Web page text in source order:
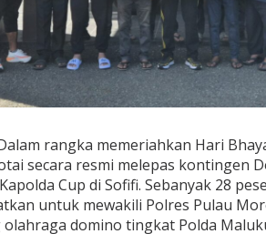
u
M
r
t
a
i
L
e
p
rangka memeriahkan Hari
secara resmi melepas kontingen
Cup di Sofifi. Sebanyak 28
untuk mewakili Polres Pulau
olahraga domino tingkat Polda